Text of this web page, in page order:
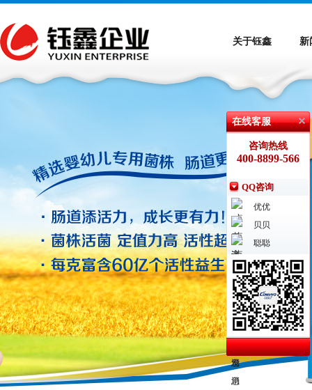
关于钰鑫 新
在线客服
咨询热线
400-8899-566
QQ咨询
优优
贝贝
聪聪